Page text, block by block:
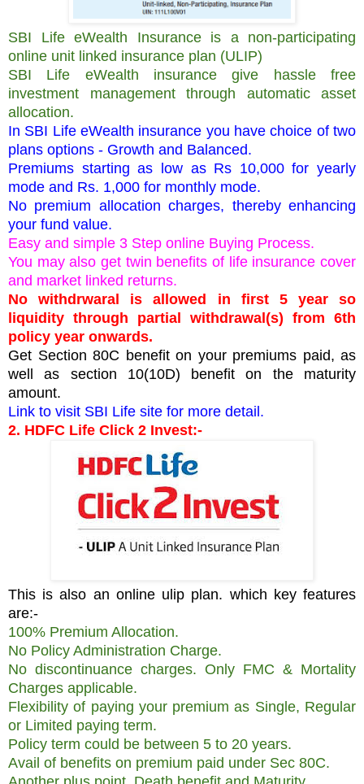
SBI Life eWealth Insurance is a non-participating
online unit linked insurance plan (ULIP)
SBI Life eWealth insurance give hassle free
investment management through automatic asset
allocation.
In SBI Life eWealth insurance you have choice of two
plans options - Growth and Balanced.
Premiums starting as low as Rs 10,000 for yearly
mode and Rs. 1,000 for monthly mode.
No premium allocation charges, thereby enhancing
your fund value.
Easy and simple 3 Step online Buying Process.
You may also get twin benefits of life insurance cover
and market linked returns.
No withdrwaral is allowed in first 5 year so
liquidity through partial withdrawal(s) from 6th
policy year onwards.
Get Section 80C benefit on your premiums paid, as
well as section 10(10D) benefit on the maturity
amount.
Link to visit SBI Life site for more detail.
2. HDFC Life Click 2 Invest:-
This is also an online ulip plan. which key features
are:-
100% Premium Allocation.
No Policy Administration Charge.
No discontinuance charges. Only FMC & Mortality
Charges applicable.
Flexibility of paying your premium as Single, Regular
or Limited paying term.
Policy term could be between 5 to 20 years.
Avail of benefits on premium paid under Sec 80C.